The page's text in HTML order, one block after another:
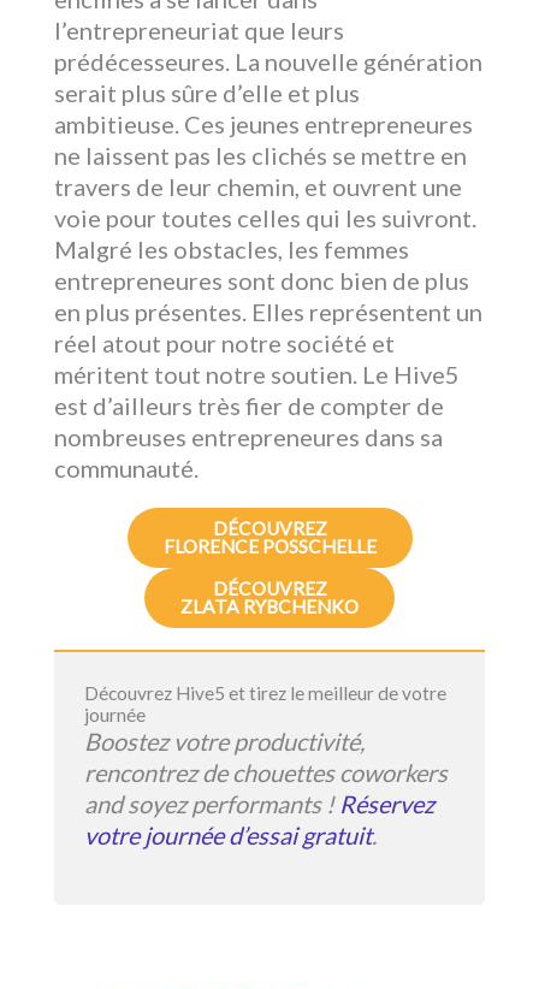
l’entrepreneuriat que leurs
prédécesseures. La nouvelle génération
serait plus sûre d’elle et plus
ambitieuse. Ces jeunes entrepreneures
ne laissent pas les clichés se mettre en
travers de leur chemin, et ouvrent une
voie pour toutes celles qui les suivront.
Malgré les obstacles, les femmes
entrepreneures sont donc bien de plus
en plus présentes. Elles représentent un
réel atout pour notre société et
méritent tout notre soutien. Le Hive5
est d’ailleurs très fier de compter de
nombreuses entrepreneures dans sa
communauté.
DÉCOUVREZ
FLORENCE POSSCHELLE
DÉCOUVREZ
ZLATA RYBCHENKO
Découvrez Hive5 et tirez le meilleur de votre
journée
Boostez votre productivité,
rencontrez de chouettes coworkers
and soyez performants ! Réservez
votre journée d’essai gratuit.